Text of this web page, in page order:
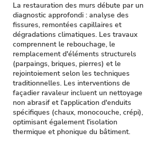
La restauration des murs débute par un
diagnostic approfondi : analyse des
fissures, remontées capillaires et
dégradations climatiques. Les travaux
comprennent le rebouchage, le
remplacement d'éléments structurels
(parpaings, briques, pierres) et le
rejointoiement selon les techniques
traditionnelles. Les interventions de
façadier ravaleur incluent un nettoyage
non abrasif et l'application d'enduits
spécifiques (chaux, monocouche, crépi),
optimisant également l'isolation
thermique et phonique du bâtiment.